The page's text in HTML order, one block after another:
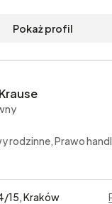
Pokaż profil
Prawo handlowe, Prawo upadłościowe i
15, Kraków